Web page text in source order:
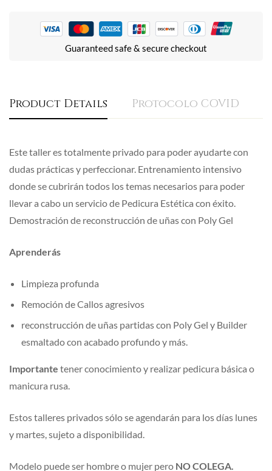
Guaranteed safe & secure checkout
Product Details Protocolo COVID
Este taller es totalmente privado para poder ayudarte con
dudas prácticas y perfeccionar. Entrenamiento intensivo
donde se cubrirán todos los temas necesarios para poder
llevar a cabo un servicio de Pedicura Estética con éxito.
Demostración de reconstrucción de uñas con Poly Gel
Aprenderás
Limpieza profunda
Remoción de Callos agresivos
reconstrucción de uñas partidas con Poly Gel y Builder
esmaltado con acabado profundo y más.
Importante tener conocimiento y realizar pedicura básica o
manicura rusa.
Estos talleres privados sólo se agendarán para los días lunes
y martes, sujeto a disponibilidad.
Modelo puede ser hombre o mujer pero NO COLEGA.